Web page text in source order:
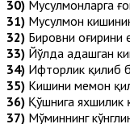
30) Мусулмонларга
31) Мусулмон
32) Бировни оғирини
33) Йўлда адашган
34) Ифторлик қилиб
35) Кишини меҳмон
36) Қўшнига яхшилик
37) Мўминнинг